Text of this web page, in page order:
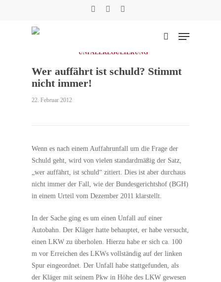
Suche
Menu
UNFALLREGULIERUNG
Wer auffährt ist schuld? Stimmt
nicht immer!
22. Februar 2012
Wenn es nach einem Auffahrunfall um die Frage der
Schuld geht, wird von vielen standardmäßig der Satz,
„wer auffährt, ist schuld“ zitiert. Dies ist aber durchaus
nicht immer der Fall, wie der Bundesgerichtshof (BGH)
in einem Urteil vom Dezember 2011 klarstellt.
In der Sache ging es um einen Unfall auf einer
Autobahn. Der Kläger hatte behauptet, er habe versucht,
einen LKW zu überholen. Hierzu habe er sich ca. 100
m vor Erreichen des LKWs vollständig auf der linken
Spur eingeordnet. Der Unfall habe stattgefunden, als
der Kläger mit seinem Pkw in Höhe des LKW gewesen